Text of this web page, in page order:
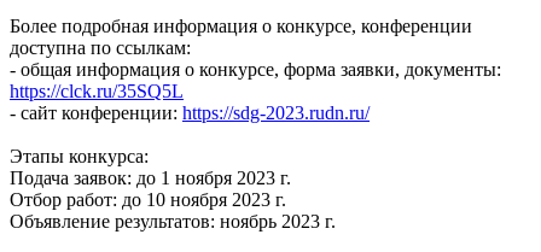
Более подробная информация о конкурсе, конференции
доступна по ссылкам:
- общая информация о конкурсе, форма заявки, документы:
https://clck.ru/35SQ5L
- сайт конференции: https://sdg-2023.rudn.ru/
Этапы конкурса:
Подача заявок: до 1 ноября 2023 г.
Отбор работ: до 10 ноября 2023 г.
Объявление результатов: ноябрь 2023 г.